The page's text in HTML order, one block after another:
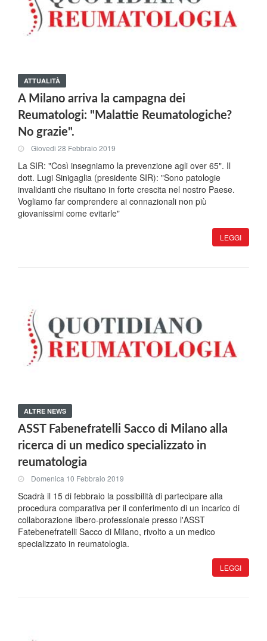
ATTUALITÀ
A Milano arriva la campagna dei
Reumatologi: "Malattie Reumatologiche?
No grazie".
Giovedi 28 Febbraio 2019
La SIR: "Così insegniamo la prevenzione agli over 65". Il
dott. Lugi Sinigaglia (presidente SIR): "Sono patologie
invalidanti che risultano in forte crescita nel nostro Paese.
Vogliamo far comprendere ai connazionali non più
giovanissimi come evitarle"
LEGGI
ALTRE NEWS
ASST Fabenefratelli Sacco di Milano alla
ricerca di un medico specializzato in
reumatologia
Domenica 10 Febbraio 2019
Scadrà il 15 di febbraio la possibilità di partecipare alla
procedura comparativa per il conferimento di un incarico di
collaborazione libero-professionale presso l'ASST
Fatebenefratelli Sacco di Milano, rivolto a un medico
specializzato in reumatologia.
LEGGI